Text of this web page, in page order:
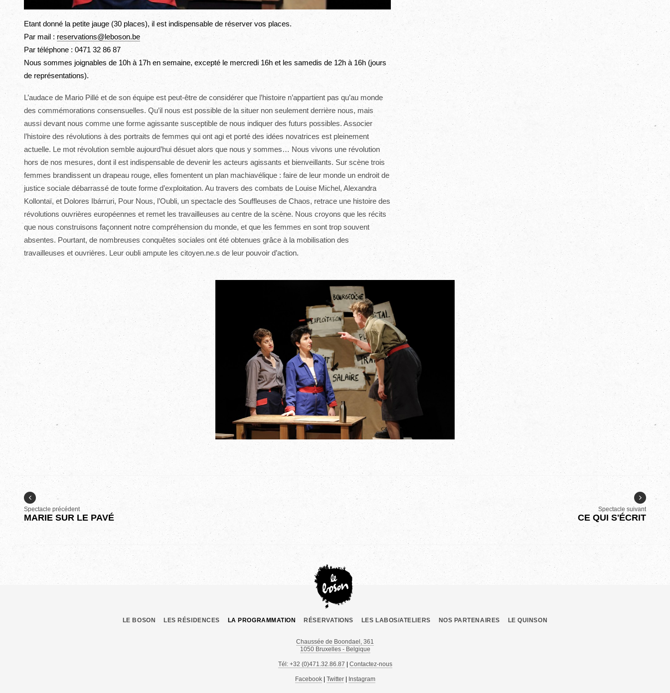
Etant donné la petite jauge (30 places), il est indispensable de réserver vos places.
Par mail : reservations@leboson.be
Par téléphone : 0471 32 86 87
Nous sommes joignables de 10h à 17h en semaine, excepté le mercredi 16h et les samedis de 12h à 16h (jours
de représentations).
L’audace de Mario Pillé et de son équipe est peut-être de considérer que l’histoire n’appartient pas qu’au monde
des commémorations consensuelles. Qu’il nous est possible de la situer non seulement derrière nous, mais
aussi devant nous comme une forme agissante susceptible de nous indiquer des futurs possibles. Associer
l’histoire des révolutions à des portraits de femmes qui ont agi et porté des idées novatrices est pleinement
actuelle. Le mot révolution semble aujourd’hui désuet alors que nous y sommes… Nous vivons une révolution
hors de nos mesures, dont il est indispensable de devenir les acteurs agissants et bienveillants. Sur scène trois
femmes brandissent un drapeau rouge, elles fomentent un plan machiavélique : faire de leur monde un endroit de
justice sociale débarrassé de toute forme d’exploitation. Au travers des combats de Louise Michel, Alexandra
Kollontaï, et Dolores Ibárruri, Pour Nous, l’Oubli, un spectacle des Souffleuses de Chaos, retrace une histoire des
révolutions ouvrières européennes et remet les travailleuses au centre de la scène. Nous croyons que les récits
que nous construisons façonnent notre compréhension du monde, et que les femmes en sont trop souvent
absentes. Pourtant, de nombreuses conquêtes sociales ont été obtenues grâce à la mobilisation des
travailleuses et ouvrières. Leur oubli ampute les citoyen.ne.s de leur pouvoir d’action.
Spectacle précédent
MARIE SUR LE PAVÉ
Spectacle suivant
CE QUI S'ÉCRIT
LE BOSON LES RÉSIDENCES LA PROGRAMMATION RÉSERVATIONS LES LABOS/ATELIERS NOS PARTENAIRES LE QUINSON
Chaussée de Boondael, 361
1050 Bruxelles - Belgique
Tél: +32 (0)471.32.86.87 Contactez-nous
Facebook| Twitter| Instagram